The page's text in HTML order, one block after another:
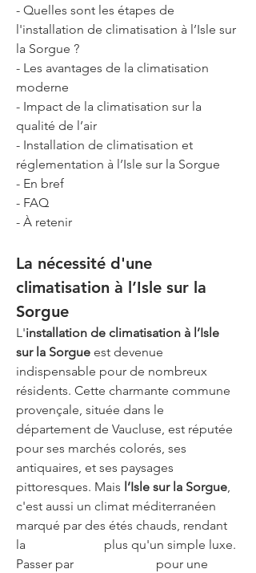
- Quelles sont les étapes de
l'installation de climatisation à l’Isle sur
la Sorgue ?
- Les avantages de la climatisation
moderne
- Impact de la climatisation sur la
qualité de l’air
- Installation de climatisation et
réglementation à l’Isle sur la Sorgue
- En bref
- FAQ
- À retenir
La nécessité d'une
climatisation à l’Isle sur la
Sorgue
L'installation de climatisation à l’Isle
sur la Sorgue est devenue
indispensable pour de nombreux
résidents. Cette charmante commune
provençale, située dans le
département de Vaucluse, est réputée
pour ses marchés colorés, ses
antiquaires, et ses paysages
pittoresques. Mais l’Isle sur la Sorgue,
c'est aussi un climat méditerranéen
marqué par des étés chauds, rendant
la
plus qu'un simple luxe.
Passer par
pour une